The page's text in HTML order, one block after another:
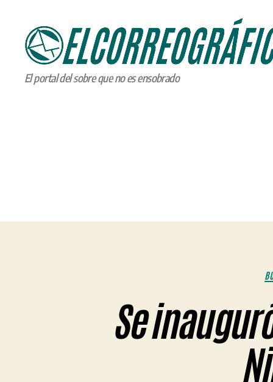
ELCORREOGRÁFICO
El portal del sobre que no es ensobrado
Se